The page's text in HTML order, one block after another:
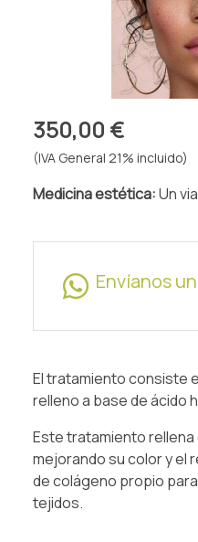
350,00 €
(IVA General 21% incluido)
Medicina estética:Un
Envíanos
El tratamiento consiste
relleno a base de ácido
Este tratamiento rellena
mejorando su color y el
de colágeno propio
tejidos.